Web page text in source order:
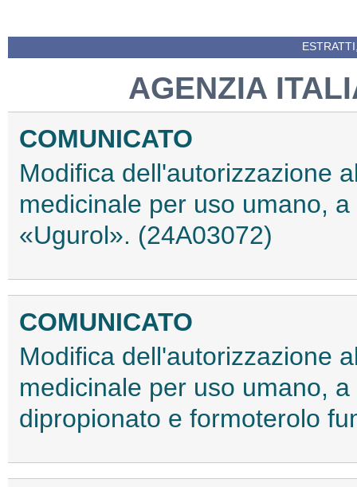
AGENZIA
COMUNICATO
Modifica dell'autorizzazione
medicinale per uso umano,
«Ugurol». (24A03072)
COMUNICATO
Modifica dell'autorizzazione
medicinale per uso umano,
dipropionato e formoterolo